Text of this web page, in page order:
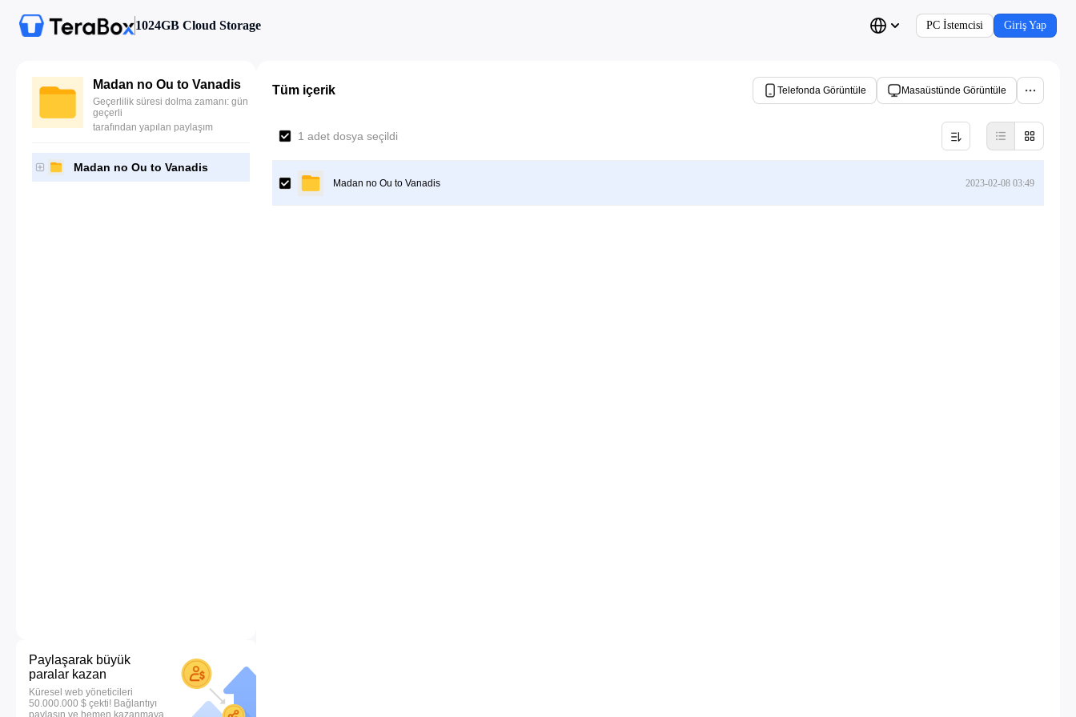
1024GB Cloud Storage PC İstemcisi Giriş Yap
Madan no Ou to Vanadis
Geçerlilik süresi dolma zamanı: gün
geçerli
tarafından yapılan paylaşım
Madan no Ou to Vanadis
Paylaşarak büyük
paralar kazan
Küresel web yöneticileri
50.000.000 $ çekti! Bağlantıyı
paylaşın ve hemen kazanmaya
Tüm içerik Telefonda Görüntüle Masaüstünde Görüntüle
1 adet dosya seçildi
Madan no Ou to Vanadis 2023-02-08 03:49